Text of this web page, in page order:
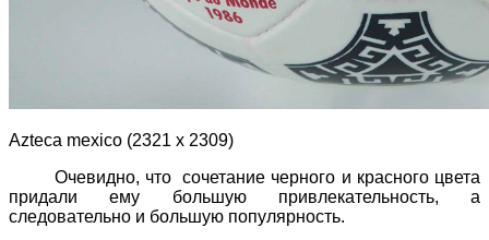
Azteca mexico (2321 х 2309)
Очевидно, что сочетание черного и красного цвета
придали ему большую привлекательность, а
следовательно и большую популярность.